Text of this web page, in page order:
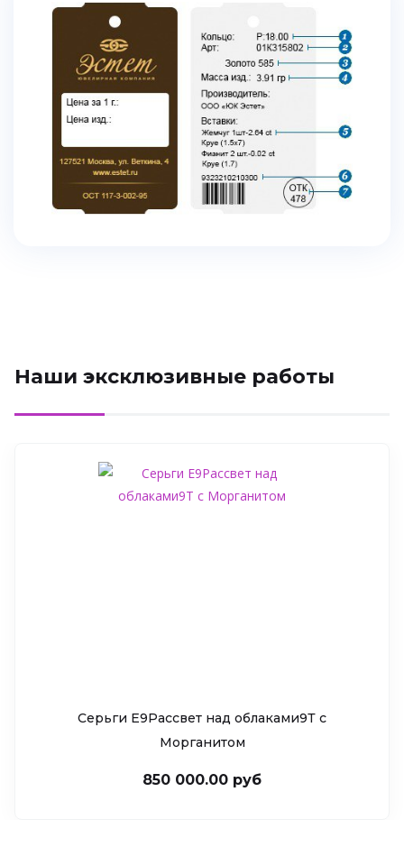
Наши эксклюзивные работы
Серьги Е9Рассвет над облаками9Т c
Морганитом
850 000.00 руб